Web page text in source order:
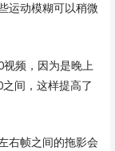
运动模糊可以稍微
频，因为是晚上
间，这样提高了
右帧之间的拖影会